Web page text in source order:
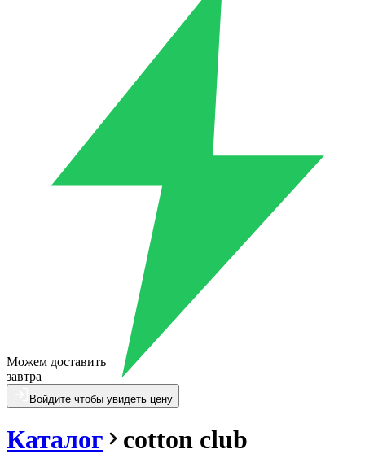
Можем доставить
завтра
Войдите чтобы увидеть цену
Каталог cotton club